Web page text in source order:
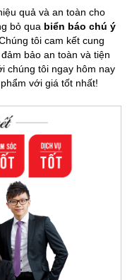
quả và an toàn cho
bỏ qua biển báo chú ý
Chúng tôi cam kết cung
bảo an toàn và tiện
chúng tôi ngay hôm nay
với giá tốt nhất!